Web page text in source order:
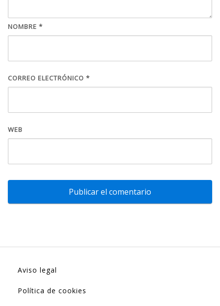
NOMBRE *
CORREO ELECTRÓNICO *
WEB
Aviso legal
Política de cookies